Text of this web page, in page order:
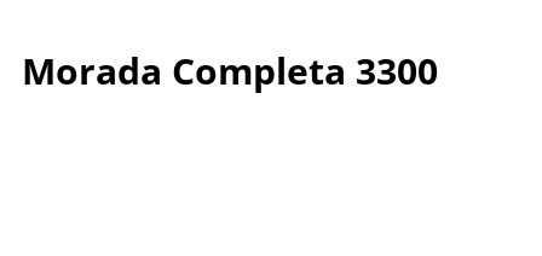
Morada Completa 3300